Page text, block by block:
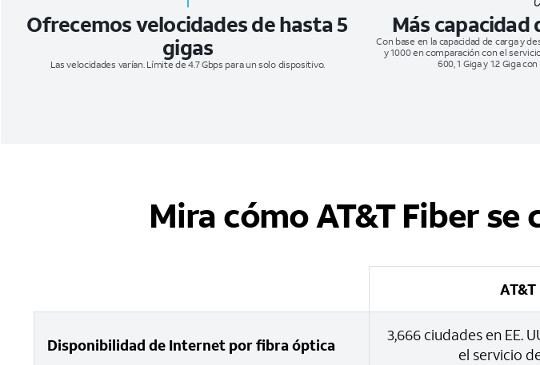
Ofrecemos velocidades de hasta 5
gigas
Las velocidades varían. Límite de 4.7 Gbps para un solo dispositivo.
Más capacidad
Con base en la capacidad de carga y
y 1000 en comparación con el
600, 1 Giga y 1.2 Giga
Mira cómo AT&T Fiber
Disponibilidad de Internet por fibra óptica
3,666 ciudades en EE.
el servicio